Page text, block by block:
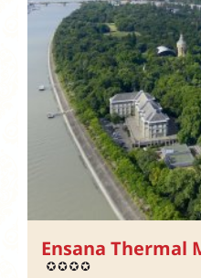
Ensana Thermal